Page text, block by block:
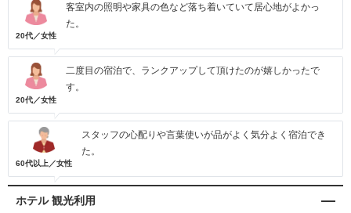
20代／女性
客室内の照明や家具の色など落ち着いていて居心地がよかっ
た。
20代／女性
二度目の宿泊で、ランクアップして頂けたのが嬉しかったで
す。
60代以上／女性
スタッフの心配りや言葉使いが品がよく気分よく宿泊でき
た。
ホテル 観光利用